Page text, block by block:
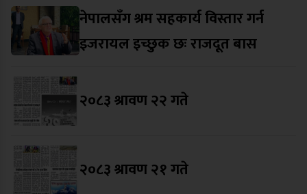
नेपालसँग श्रम सहकार्य विस्तार गर्न
इजरायल इच्छुक छः राजदूत बास
२०८३ श्रावण २२ गते
२०८३ श्रावण २१ गते